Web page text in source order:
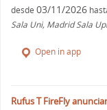
desde 03/11/2026
Sala Uni, Madrid Sala
Open in app
Rufus T FireFly